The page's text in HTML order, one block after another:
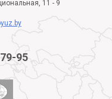
11 - 9
95